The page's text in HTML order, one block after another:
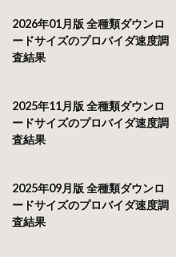
2026年01月版 全種類ダウンロ
ードサイズのプロバイダ速度調
査結果
2025年11月版 全種類ダウンロ
ードサイズのプロバイダ速度調
査結果
2025年09月版 全種類ダウンロ
ードサイズのプロバイダ速度調
査結果